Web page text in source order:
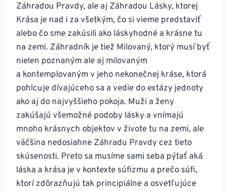
Záhradou Pravdy, ale aj Záhradou Lásky, ktorej
Krása je nad i za všetkým, čo si vieme predstaviť
alebo čo sme zakúsili ako láskyhodné a krásne tu
na zemi. Záhradník je tiež Milovaný, ktorý musí byť
nielen poznaným ale aj milovaným
a kontemplovaným v jeho nekonečnej kráse, ktorá
pohlcuje dívajúceho sa a vedie do extázy jednoty
ako aj do najvyššieho pokoja. Muži a ženy
zakúšajú všemožné podoby lásky a vnímajú
mnoho krásnych objektov v živote tu na zemi, ale
väčšina nedosiahne Záhradu Pravdy cez tieto
skúsenosti. Preto sa musíme sami seba pýtať aká
láska a krása je v kontexte súfizmu a prečo súfi,
ktorí zdôrazňujú tak principiálne a osvetľujúce